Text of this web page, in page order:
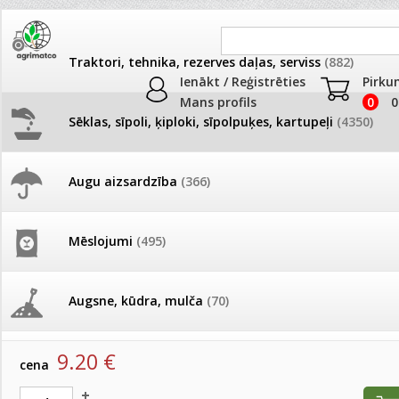
Ienākt / Reģistrēties
Mans profils
0
Traktori, tehnika, rezerves daļas, serviss (882)
Sēklas, sīpoli, ķiploki, sīpolpuķes, kartupeļi (4350)
Augu aizsardzība (366)
Mēslojumi (495)
Augsne, kūdra, mulča (70)
Podi un kasetes
JAUNUMI
Pašlasīšanas vietu katalogs
26.05. Vebinārs - Kā ierobežot
gliemežus piemājas dārzā un
Darba laiks Līgo svētkos
Ūdens piemērotības noteikšana
AKCIJAS
frēze + mulčieris +
AKCIJAS komplekts -
Lefkojas
Produkti »Sēklas, sīpoli, ķiploki, sīpolpuķes, kartupeļi
Lefkojas
Lefkojas Katz Pink 250 s (MS)
artikuls:
cena 9.20 €